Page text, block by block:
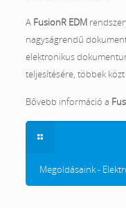
AFusionR EDM
nagyságrendű
elektronikus
teljesítésére, többek
Bővebb információ a
Megoldásaink -